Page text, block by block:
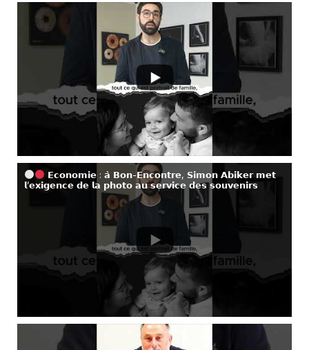
𝗘𝗰𝗼𝗻𝗼𝗺𝗶𝗲 : 𝗮̀ 𝗕𝗼𝗻-𝗘𝗻𝗰𝗼𝗻𝘁𝗿𝗲, 𝗦𝗶𝗺𝗼𝗻 𝗔𝗯𝗶𝗸𝗲𝗿 𝗺𝗲𝘁
𝗹’𝗲𝘅𝗶𝗴𝗲𝗻𝗰𝗲 𝗱𝗲 𝗹𝗮 𝗽𝗵𝗼𝘁𝗼 𝗮𝘂 𝘀𝗲𝗿𝘃𝗶𝗰𝗲 𝗱𝗲𝘀 𝘀𝗼𝘂𝘃𝗲𝗻𝗶𝗿𝘀